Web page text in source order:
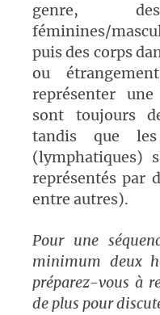
genre, des
féminines/
puis des corps
ou
représenter
sont toujours
tandis que les
(lymphatiques)
représentés par
entre autres).
Pour une
minimum deux
préparez-vous à
de plus pour